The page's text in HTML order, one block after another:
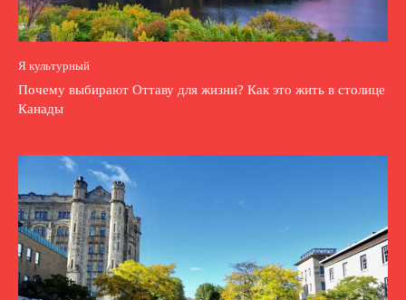
Я культурный
Почему выбирают Оттаву для жизни? Как это жить в столице
Канады